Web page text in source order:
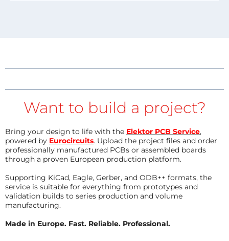
Want to build a project?
Bring your design to life with the Elektor PCB Service,
powered by Eurocircuits. Upload the project files and order
professionally manufactured PCBs or assembled boards
through a proven European production platform.
Supporting KiCad, Eagle, Gerber, and ODB++ formats, the
service is suitable for everything from prototypes and
validation builds to series production and volume
manufacturing.
Made in Europe. Fast. Reliable. Professional.